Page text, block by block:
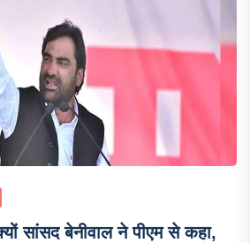
सांसद बेनीवाल ने पीएम से कहा,